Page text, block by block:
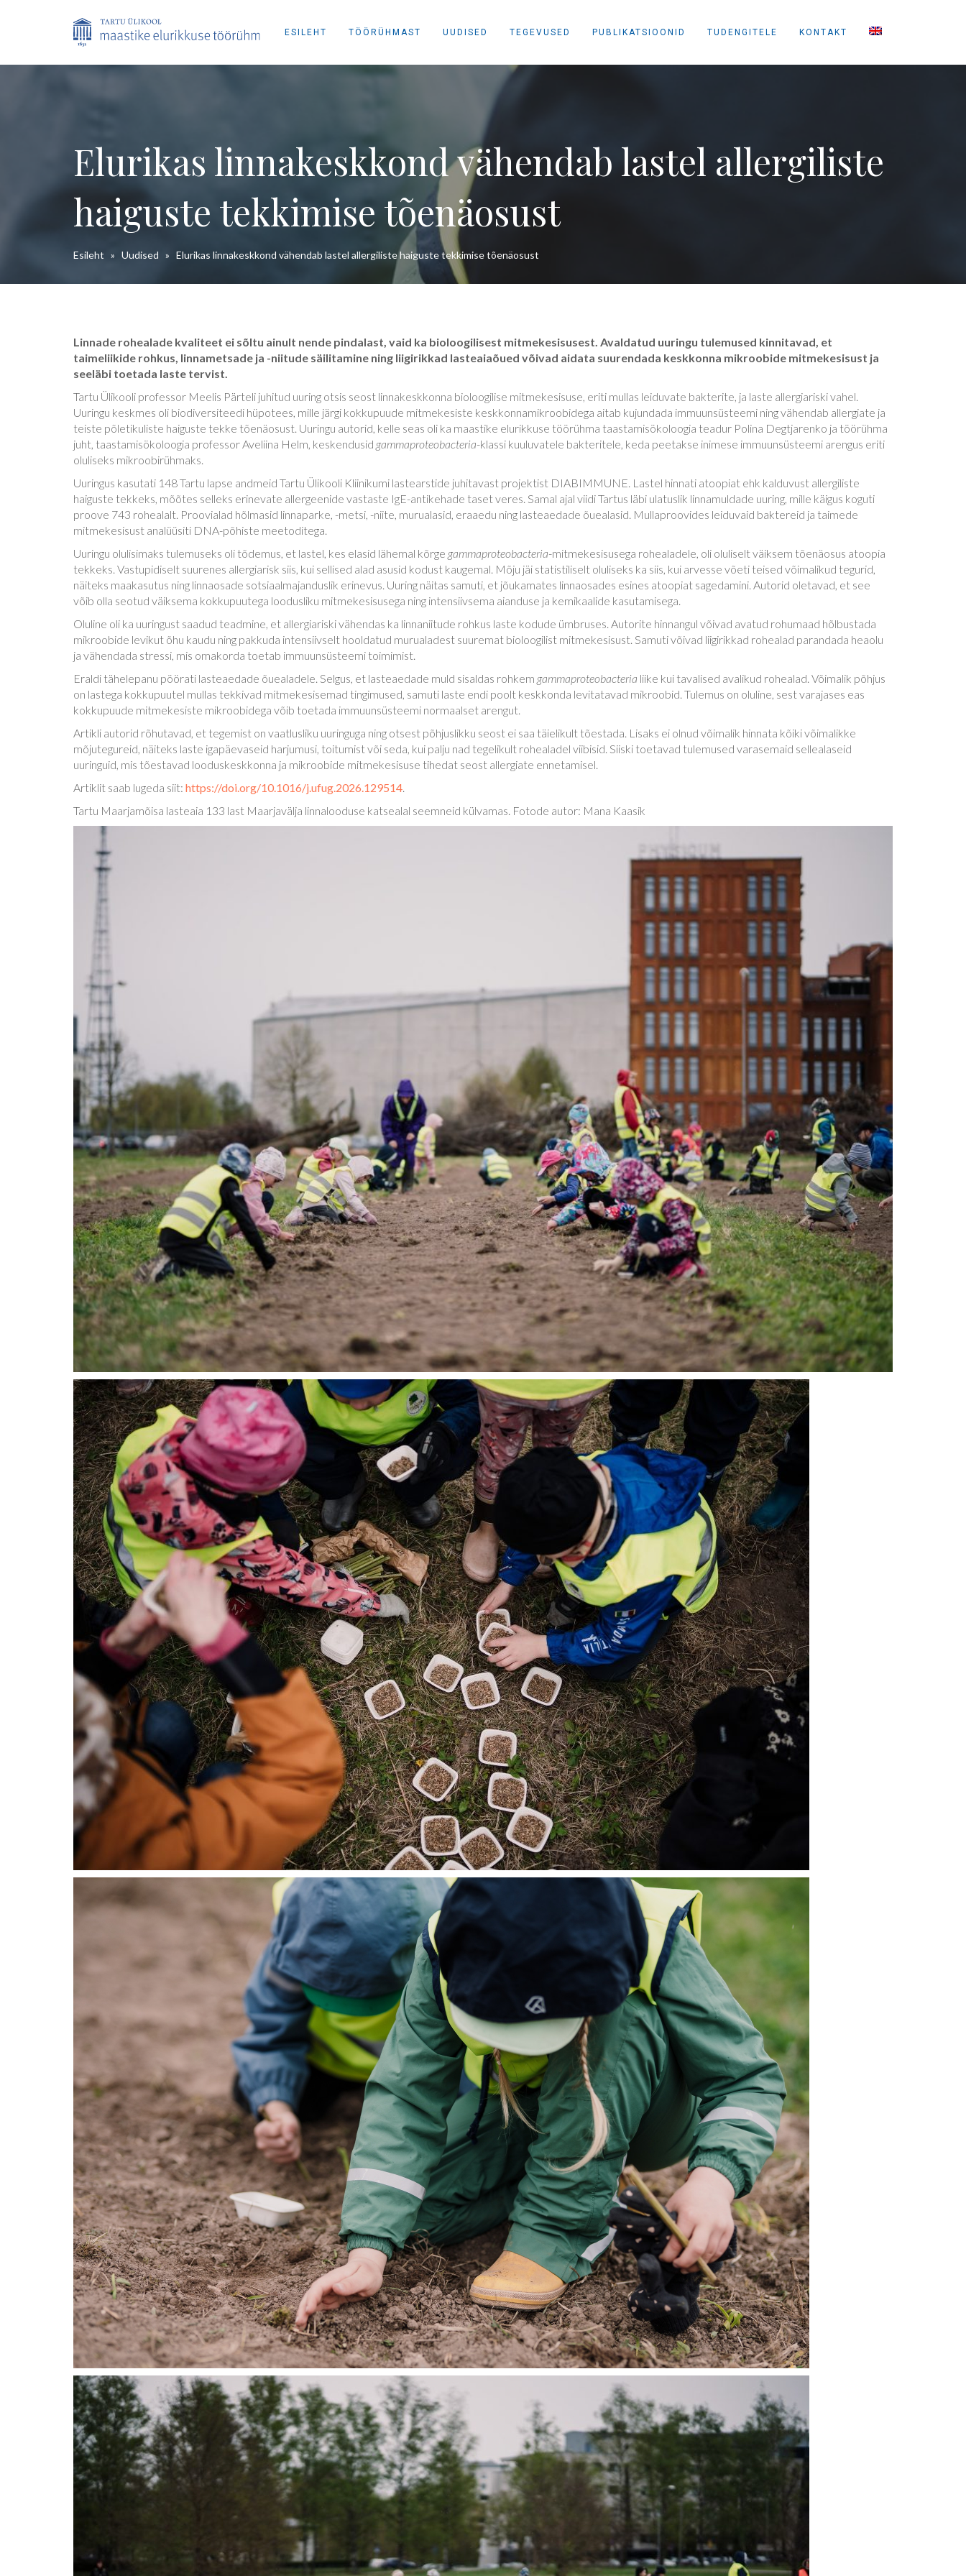
ESILEHT TÖÖRÜHMAST UUDISED TEGEVUSED PUBLIKATSIOONID TUDENGITELE KONTAKT
Elurikas linnakeskkond vähendab lastel allergiliste
haiguste tekkimise tõenäosust
Esileht » Uudised » Elurikas linnakeskkond vähendab lastel allergiliste haiguste tekkimise tõenäosust
Linnade rohealade kvaliteet ei sõltu ainult nende pindalast, vaid ka bioloogilisest mitmekesisusest. Avaldatud uuringu tulemused kinnitavad, et
taimeliikide rohkus, linnametsade ja -niitude säilitamine ning liigirikkad lasteaiaõued võivad aidata suurendada keskkonna mikroobide mitmekesisust ja
seeläbi toetada laste tervist.
Tartu Ülikooli professor Meelis Pärteli juhitud uuring otsis seost linnakeskkonna bioloogilise mitmekesisuse, eriti mullas leiduvate bakterite, ja laste allergiariski vahel.
Uuringu keskmes oli biodiversiteedi hüpotees, mille järgi kokkupuude mitmekesiste keskkonnamikroobidega aitab kujundada immuunsüsteemi ning vähendab allergiate ja
teiste põletikuliste haiguste tekke tõenäosust. Uuringu autorid, kelle seas oli ka maastike elurikkuse töörühma taastamisökoloogia teadur Polina Degtjarenko ja töörühma
juht, taastamisökoloogia professor Aveliina Helm, keskendusid gammaproteobacteria-klassi kuuluvatele bakteritele, keda peetakse inimese immuunsüsteemi arengus eriti
oluliseks mikroobirühmaks.
Uuringus kasutati 148 Tartu lapse andmeid Tartu Ülikooli Kliinikumi lastearstide juhitavast projektist DIABIMMUNE. Lastel hinnati atoopiat ehk kalduvust allergiliste
haiguste tekkeks, mõõtes selleks erinevate allergeenide vastaste IgE-antikehade taset veres. Samal ajal viidi Tartus läbi ulatuslik linnamuldade uuring, mille käigus koguti
proove 743 rohealalt. Proovialad hõlmasid linnaparke, -metsi, -niite, murualasid, eraaedu ning lasteaedade õuealasid. Mullaproovides leiduvaid baktereid ja taimede
mitmekesisust analüüsiti DNA-põhiste meetoditega.
Uuringu olulisimaks tulemuseks oli tõdemus, et lastel, kes elasid lähemal kõrge gammaproteobacteria-mitmekesisusega rohealadele, oli oluliselt väiksem tõenäosus atoopia
tekkeks. Vastupidiselt suurenes allergiarisk siis, kui sellised alad asusid kodust kaugemal. Mõju jäi statistiliselt oluliseks ka siis, kui arvesse võeti teised võimalikud tegurid,
näiteks maakasutus ning linnaosade sotsiaalmajanduslik erinevus. Uuring näitas samuti, et jõukamates linnaosades esines atoopiat sagedamini. Autorid oletavad, et see
võib olla seotud väiksema kokkupuutega loodusliku mitmekesisusega ning intensiivsema aianduse ja kemikaalide kasutamisega.
Oluline oli ka uuringust saadud teadmine, et allergiariski vähendas ka linnaniitude rohkus laste kodude ümbruses. Autorite hinnangul võivad avatud rohumaad hõlbustada
mikroobide levikut õhu kaudu ning pakkuda intensiivselt hooldatud murualadest suuremat bioloogilist mitmekesisust. Samuti võivad liigirikkad rohealad parandada heaolu
ja vähendada stressi, mis omakorda toetab immuunsüsteemi toimimist.
Eraldi tähelepanu pöörati lasteaedade õuealadele. Selgus, et lasteaedade muld sisaldas rohkem gammaproteobacteria liike kui tavalised avalikud rohealad. Võimalik põhjus
on lastega kokkupuutel mullas tekkivad mitmekesisemad tingimused, samuti laste endi poolt keskkonda levitatavad mikroobid. Tulemus on oluline, sest varajases eas
kokkupuude mitmekesiste mikroobidega võib toetada immuunsüsteemi normaalset arengut.
Artikli autorid rõhutavad, et tegemist on vaatlusliku uuringuga ning otsest põhjuslikku seost ei saa täielikult tõestada. Lisaks ei olnud võimalik hinnata kõiki võimalikke
mõjutegureid, näiteks laste igapäevaseid harjumusi, toitumist või seda, kui palju nad tegelikult rohealadel viibisid. Siiski toetavad tulemused varasemaid sellealaseid
uuringuid, mis tõestavad looduskeskkonna ja mikroobide mitmekesisuse tihedat seost allergiate ennetamisel.
Artiklit saab lugeda siit: https://doi.org/10.1016/j.ufug.2026.129514.
Tartu Maarjamõisa lasteaia 133 last Maarjavälja linnalooduse katsealal seemneid külvamas. Fotode autor: Mana Kaasik